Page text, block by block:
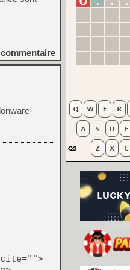
commentaire